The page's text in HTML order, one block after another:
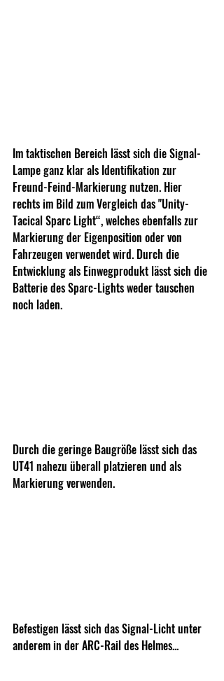
Im taktischen Bereich lässt sich die Signal-
Lampe ganz klar als Identifikation zur
Freund-Feind-Markierung nutzen. Hier
rechts im Bild zum Vergleich das "Unity-
Tacical Sparc Light“, welches ebenfalls zur
Markierung der Eigenposition oder von
Fahrzeugen verwendet wird. Durch die
Entwicklung als Einwegprodukt lässt sich die
Batterie des Sparc-Lights weder tauschen
noch laden.
Durch die geringe Baugröße lässt sich das
UT41 nahezu überall platzieren und als
Markierung verwenden.
Befestigen lässt sich das Signal-Licht unter
anderem in der ARC-Rail des Helmes...